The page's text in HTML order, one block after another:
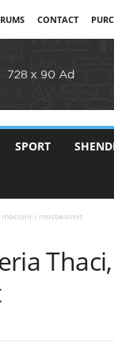
CONTACT
SPORT
i mosbesimit